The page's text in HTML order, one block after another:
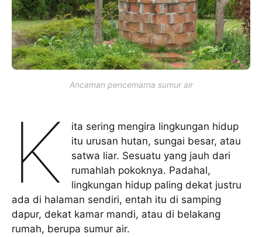
Ancaman pencemarna sumur air
K
ita sering mengira lingkungan hidup
itu urusan hutan, sungai besar, atau
satwa liar. Sesuatu yang jauh dari
rumahlah pokoknya. Padahal,
lingkungan hidup paling dekat justru
ada di halaman sendiri, entah itu di samping
dapur, dekat kamar mandi, atau di belakang
rumah, berupa sumur air.